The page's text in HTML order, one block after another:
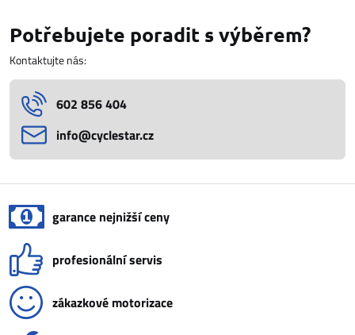
Potřebujete poradit s výběrem?
Kontaktujte nás:
602 856 404
info​@cyclestar​.cz
garance nejnižší ceny
profesionální servis
zákazkové motorizace